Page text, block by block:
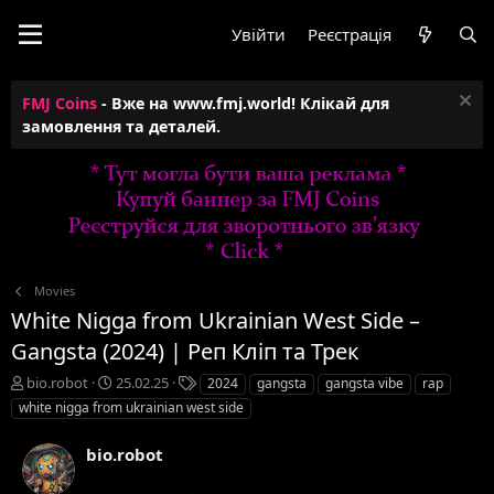
Увійти Реєстрація
FMJ Coins - Вже на www.fmj.world! Клікай для
замовлення та деталей.
Movies
White Nigga from Ukrainian West Side –
Gangsta (2024) | Реп Кліп та Трек
А
в
т
р
т
bio.robot
Д
а
т
с
25.02.25
Т
е
г
2024 gangsta gangsta vibe
rap
white nigga from ukrainian west side
bio.robot